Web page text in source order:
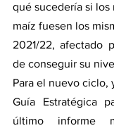
qué sucedería si los
maíz fuesen los
2021/22, afectado
de conseguir su
Para el nuevo ciclo,
Guía Estratégica
último informe